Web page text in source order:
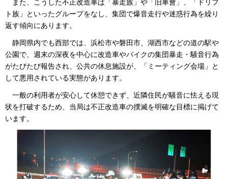
ト族」といったグループをなし、集団で爆音走行や迷惑行為を繰り
返す傾向にあります。
静岡県内でも西部では、浜松市や磐田市、湖西市などの道の駅や
公園で、週末の深夜を中心に改造車やバイクの集団暴走・騒音行為
がたびたび報告され、公共の休息施設が、「ミーティング会場」と
して悪用されている実態があります。
一般の利用者が安心して休憩できず、近隣住民が騒音に怯える現
状を打破するため、当局は不正改造車の撲滅を明確な目標に掲げて
います。